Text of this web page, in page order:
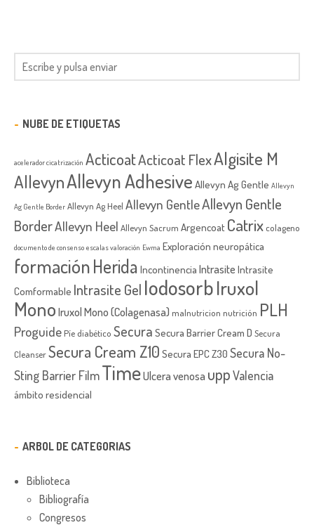
NUBE DE ETIQUETAS
acelerador cicatrización ActicoatActicoat FlexAlgisite M
AllevynAllevyn Adhesive Allevyn Ag Gentle Allevyn
Ag Gentle Border Allevyn Ag Heel Allevyn GentleAllevyn Gentle
BorderAllevyn Heel Allevyn Sacrum Argencoat Catrix colageno
documento de consenso escalas valoración Ewma Exploración neuropática
formaciónHerida Incontinencia Intrasite Intrasite
Comformable Intrasite Gel IodosorbIruxol
MonoIruxol Mono (Colagenasa) malnutricion nutrición PLH
Proguide Píe diabético Secura Secura Barrier Cream D Secura
CleanserSecura Cream Z10 Secura EPC Z30 Secura No-
Sting Barrier FilmTimeUlcera venosa uppValencia
ámbito residencial
ARBOL DE CATEGORIAS
Biblioteca
Bibliografía
Congresos